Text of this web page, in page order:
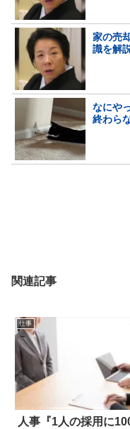
家の売
識を解
なにや
終わら
関連記事
仕事
人事『1人の採用に